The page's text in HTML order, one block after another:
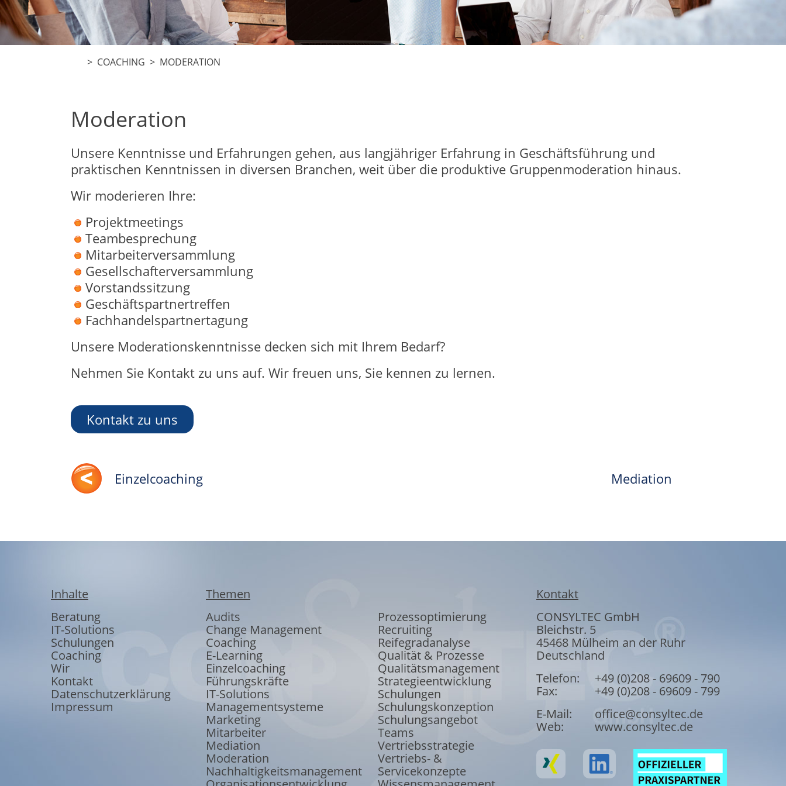
> COACHING > MODERATION
Moderation
Unsere Kenntnisse und Erfahrungen gehen, aus langjähriger Erfahrung in Geschäftsführung und
praktischen Kenntnissen in diversen Branchen, weit über die produktive Gruppenmoderation hinaus.
Wir moderieren Ihre:
Projektmeetings
Teambesprechung
Mitarbeiterversammlung
Gesellschafterversammlung
Vorstandssitzung
Geschäftspartnertreffen
Fachhandelspartnertagung
Unsere Moderationskenntnisse decken sich mit Ihrem Bedarf?
Nehmen Sie Kontakt zu uns auf. Wir freuen uns, Sie kennen zu lernen.
Kontakt zu uns
Einzelcoaching Mediation
Inhalte
Beratung
IT-Solutions
Schulungen
Coaching
Wir
Kontakt
Datenschutzerklärung
Impressum
Themen
Audits
Change Management
Coaching
E-Learning
Einzelcoaching
Führungskräfte
IT-Solutions
Managementsysteme
Marketing
Mitarbeiter
Mediation
Moderation
Nachhaltigkeitsmanagement
Prozessoptimierung
Recruiting
Reifegradanalyse
Qualität & Prozesse
Qualitätsmanagement
Strategieentwicklung
Schulungen
Schulungskonzeption
Schulungsangebot
Teams
Vertriebsstrategie
Vertriebs- &
Servicekonzepte
Kontakt
CONSYLTEC GmbH
Bleichstr. 5
45468 Mülheim an der Ruhr
Deutschland
Telefon:
+49 (0)208 - 69609 - 790
Fax:
+49 (0)208 - 69609 - 799
E-Mail:
office@consyltec.de
Web:
www.consyltec.de